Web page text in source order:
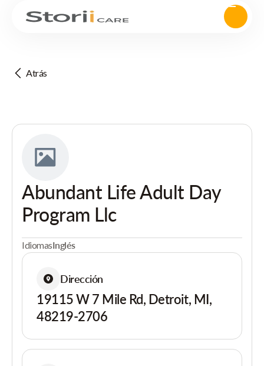
Atrás
Abundant Life Adult Day
Program Llc
IdiomasInglés
Dirección
19115 W 7 Mile Rd, Detroit, MI,
48219-2706